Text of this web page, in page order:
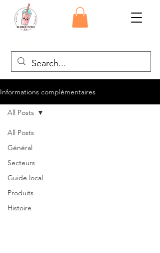
Informations complémentaires
All Posts
Général
Secteurs
Guide local
Produits
Histoire
All Posts